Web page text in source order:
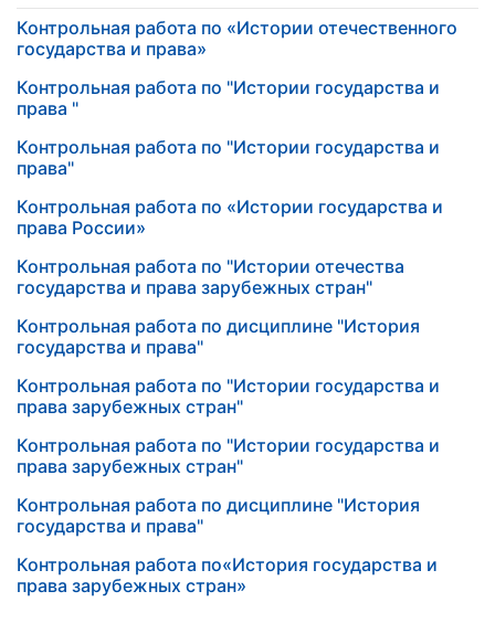
Контрольная работа по «Истории отечественного
государства и права»
Контрольная работа по "Истории государства и
права "
Контрольная работа по "Истории государства и
права"
Контрольная работа по «Истории государства и
права России»
Контрольная работа по "Истории отечества
государства и права зарубежных стран"
Контрольная работа по дисциплине "История
государства и права"
Контрольная работа по "Истории государства и
права зарубежных стран"
Контрольная работа по "Истории государства и
права зарубежных стран"
Контрольная работа по дисциплине "История
государства и права"
Контрольная работа по«История государства и
права зарубежных стран»